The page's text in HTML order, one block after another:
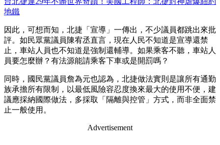
地鐵
因此，可想而知，北捷「宣導」一傳出，不少議員都跳出來批
評。如民眾黨議員陳宥丞直言，現在人民不知道是宣導還禁
止，車站人員也不知道是強制還輔導。如果乘客不聽，車站人
員要怎麼辦？有法源能請乘客下車或是開罰嗎？
同時，國民黨議員詹為元也認為，北捷做法實則是讓所有通勤
族承擔所有限制，以最低風險容忍度換來最大的使用不便，建
議應採納國際做法，多採取「隔離與控管」方式，而非全面禁
止一般使用。
Advertisement